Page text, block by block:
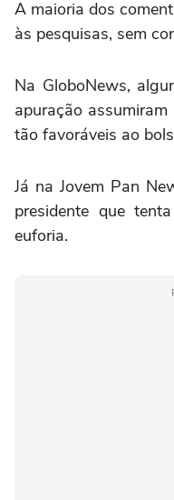
A maioria dos
às pesquisas, sem
Na GloboNews,
apuração
tão favoráveis ao
Já na Jovem Pan
presidente que
euforia.